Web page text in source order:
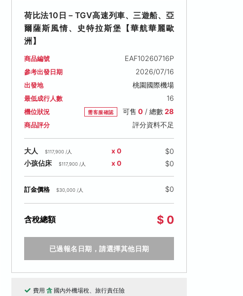
荷比法10日－TGV高速列車、三遊船、亞
爾薩斯風情、史特拉斯堡【華航華麗歐
洲】
商品編號 EAF10260716P
參考出發日期 2026/07/16
出發地 桃園國際機場
最低成行人數 16
機位狀況 需客服確認 可售 0/ 總數28
商品評分 評分資料不足
大人 $117,900 /人 x 0 $0
小孩佔床 $117,900 /人 x 0 $0
訂金價格 $30,000 /人 $0
含稅總額 $ 0
已過報名日期，請選擇其他日期
費用 含 國內外機場稅、旅行責任險